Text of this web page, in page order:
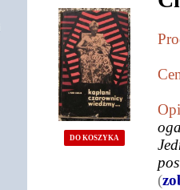
DO KOSZYKA
(